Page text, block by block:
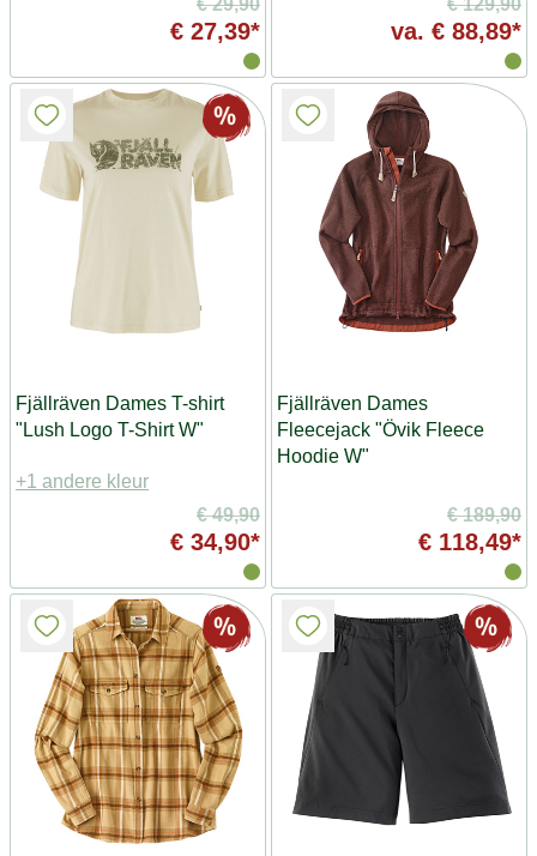
€ 29,90
€ 27,39*
€ 129,90
va. € 88,89*
Fjällräven Dames T-shirt
"Lush Logo T-Shirt W"
+1 andere kleur
€ 49,90
€ 34,90*
Fjällräven Dames
Fleecejack "Övik Fleece
Hoodie W"
€ 189,90
€ 118,49*